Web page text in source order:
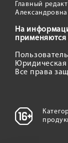
Главный
На
применяются
Все права